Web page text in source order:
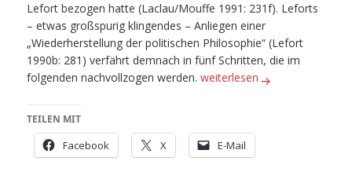
Lefort bezogen hatte (Laclau/Mouffe 1991: 231f). Leforts
– etwas großspurig klingendes – Anliegen einer
„Wiederherstellung der politischen Philosophie“ (Lefort
1990b: 281) verfährt demnach in fünf Schritten, die im
folgenden nachvollzogen werden.Lefort: Die Frage der
weiterlesen
TEILEN MIT
Facebook X E-Mail